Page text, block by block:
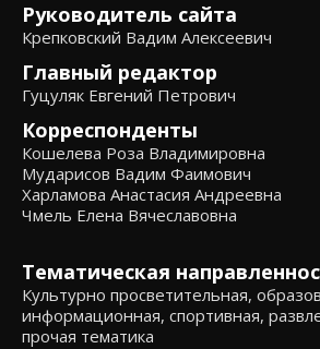
Руководитель сайта
Крепковский Вадим Алексеевич
Главный редактор
Гуцуляк Евгений Петрович
Корреспонденты
Кошелева Роза Владимировна
Мударисов Вадим Фаимович
Харламова Анастасия Андреевна
Чмель Елена Вячеславовна
Тематическая
Культурно просветительная,
информационная, спортивная,
прочая тематика